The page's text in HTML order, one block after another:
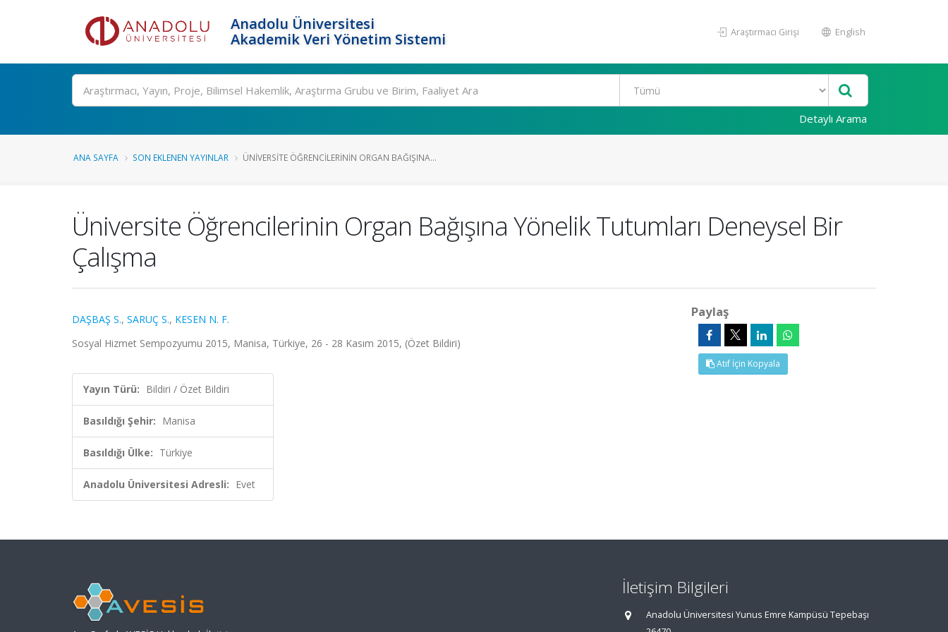
Anadolu Üniversitesi
Akademik Veri Yönetim Sistemi
Araştırmacı Girişi English
Ara
Detaylı Arama
ANA SAYFA SON EKLENEN YAYINLAR ÜNIVERSITE ÖĞRENCILERININ ORGAN BAĞIŞINA...
Üniversite Öğrencilerinin Organ Bağışına Yönelik Tutumları Deneysel Bir
Çalışma
DAŞBAŞ S., SARUÇ S., KESEN N. F.
Sosyal Hizmet Sempozyumu 2015, Manisa, Türkiye, 26 - 28 Kasım 2015, (Özet Bildiri)
Yayın Türü: Bildiri / Özet Bildiri
Basıldığı Şehir: Manisa
Basıldığı Ülke: Türkiye
Anadolu Üniversitesi Adresli: Evet
Paylaş
Atıf İçin Kopyala
İletişim Bilgileri
Anadolu Üniversitesi Yunus Emre Kampüsü Tepebaşı